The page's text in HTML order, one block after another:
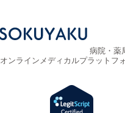
病院・薬
オンラインメディカルプラットフ